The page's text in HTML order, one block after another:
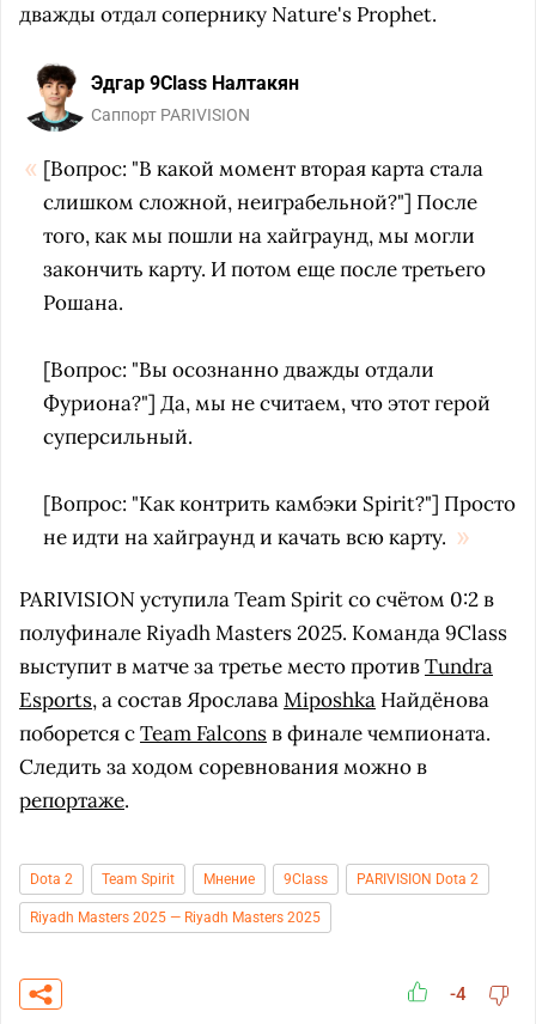
дважды отдал сопернику Nature's Prophet.
Эдгар 9Class Налтакян
Саппорт PARIVISION
[Вопрос: "В какой момент вторая карта стала
слишком сложной, неиграбельной?"] После
того, как мы пошли на хайграунд, мы могли
закончить карту. И потом еще после третьего
Рошана.
[Вопрос: "Вы осознанно дважды отдали
Фуриона?"] Да, мы не считаем, что этот герой
суперсильный.
[Вопрос: "Как контрить камбэки Spirit?"] Просто
не идти на хайграунд и качать всю карту.
PARIVISION уступила Team Spirit со счётом 0:2 в
полуфинале Riyadh Masters 2025. Команда 9Class
выступит в матче за третье место противTundra
Esports, а состав ЯрославаMiposhka Найдёнова
поборется сTeam Falconsв финале чемпионата.
Следить за ходом соревнования можно в
репортаже.
Dota 2 Team Spirit Мнение 9Class PARIVISION Dota 2
Riyadh Masters 2025 — Riyadh Masters 2025
-4